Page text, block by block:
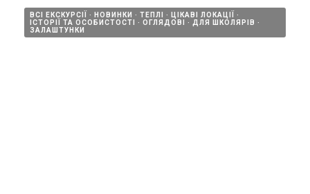
ВСІ ЕКСКУРСІЇ НОВИНКИ ТЕПЛІ
ЦІКАВІ ЛОКАЦІЇ
ІСТОРІЇ ТА ОСОБИСТОСТІ
ОГЛЯДОВІ
ДЛЯ ШКОЛЯРІВ
ЗАЛАШТУНКИ